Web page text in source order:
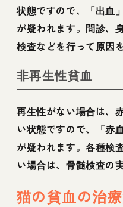
状態ですので、「出血
が疑われます。問診、
検査などを行って原因
非再生性貧血
再生性がない場合は、
い状態ですので、「赤
が疑われます。各種検
い場合は、骨髄検査の
猫の貧血の治